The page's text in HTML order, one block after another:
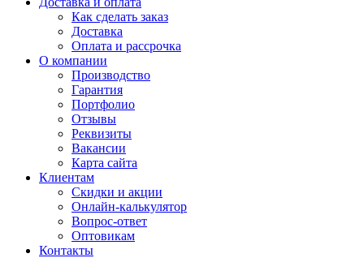
Как сделать заказ
Доставка
Оплата и рассрочка
О компании
Производство
Гарантия
Портфолио
Отзывы
Реквизиты
Вакансии
Карта сайта
Клиентам
Скидки и акции
Онлайн-калькулятор
Вопрос-ответ
Оптовикам
Контакты